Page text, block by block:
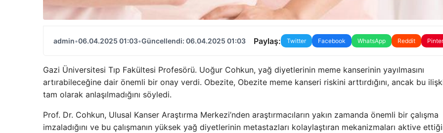
admin•06.04.2025 01:03•Güncellendi: 06.04.2025 01:03 Paylaş: Twitter Facebook WhatsApp Reddit
Gazi Üniversitesi Tıp Fakültesi Profesörü. Uoğur Cohkun, yağ diyetlerinin meme kanserinin yayılmasını
artırabileceğine dair önemli bir onay verdi. Obezite, Obezite meme kanseri riskini arttırdığını, ancak bu
tam olarak anlaşılmadığını söyledi.
Prof. Dr. Cohkun, Ulusal Kanser Araştırma Merkezi’nden araştırmacıların yakın zamanda önemli bir çalışma
imzaladığını ve bu çalışmanın yüksek yağ diyetlerinin metastazları kolaylaştıran mekanizmaları aktive